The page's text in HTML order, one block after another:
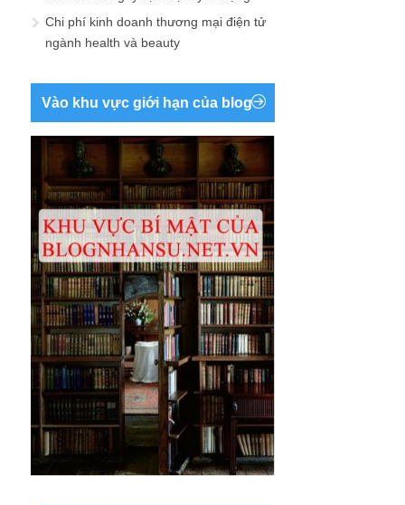
Chi phí kinh doanh thương mại điện tử
ngành health và beauty
Vào khu vực giới hạn của blog